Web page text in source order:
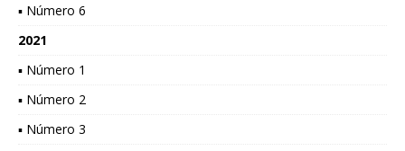
▪ Número 6
2021
▪ Número 1
▪ Número 2
▪ Número 3